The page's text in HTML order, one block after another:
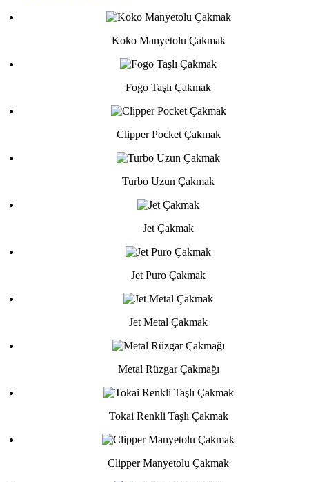
Koko Manyetolu Çakmak
Fogo Taşlı Çakmak
Clipper Pocket Çakmak
Turbo Uzun Çakmak
Jet Çakmak
Jet Puro Çakmak
Jet Metal Çakmak
Metal Rüzgar Çakmağı
Tokai Renkli Taşlı Çakmak
Clipper Manyetolu Çakmak